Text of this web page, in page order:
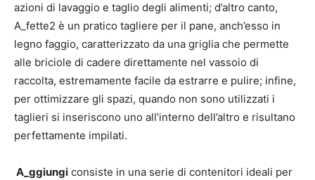
azioni di lavaggio e taglio degli alimenti; d’altro canto,
A_fette2 è un pratico tagliere per il pane, anch’esso in
legno faggio, caratterizzato da una griglia che permette
alle briciole di cadere direttamente nel vassoio di
raccolta, estremamente facile da estrarre e pulire; infine,
per ottimizzare gli spazi, quando non sono utilizzati i
taglieri si inseriscono uno all’interno dell’altro e risultano
perfettamente impilati.
A_ggiungi consiste in una serie di contenitori ideali per